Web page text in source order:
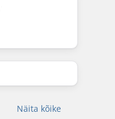
Näita kõike